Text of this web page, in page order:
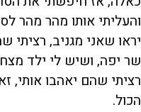
והעליתי אותו מהר מהר
יראו שאני מגניב, רציתי
שר יפה, ושיש לי ילד
רציתי שהם יאהבו אותי,
הכול.